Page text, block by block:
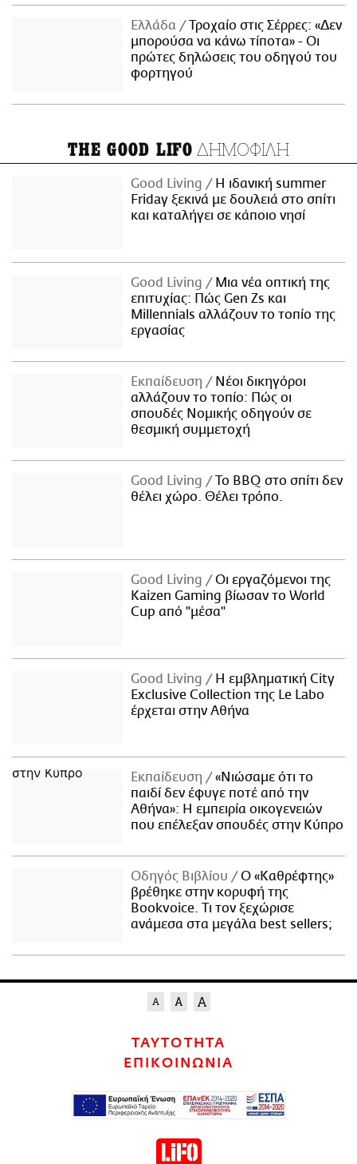
Ελλάδα
Τροχαίο στις Σέρρες: «Δεν
μπορούσα να κάνω τίποτα» - Οι
πρώτες δηλώσεις του οδηγού του
φορτηγού
THE GOOD LIFO ΔΗΜΟΦΙΛΗ
Good Living
Η ιδανική summer
Friday ξεκινά με δουλειά στο σπίτι
και καταλήγει σε κάποιο νησί
Good Living
Μια νέα οπτική της
επιτυχίας: Πώς Gen Zs και
Millennials αλλάζουν το τοπίο της
εργασίας
Εκπαίδευση
Νέοι δικηγόροι
αλλάζουν το τοπίο: Πώς οι
σπουδές Νομικής οδηγούν σε
θεσμική συμμετοχή
Good Living
Το BBQ στο σπίτι δεν
θέλει χώρο. Θέλει τρόπο.
Good Living
Οι εργαζόμενοι της
Kaizen Gaming βίωσαν το World
Cup από "μέσα"
Good Living
Η εμβληματική City
Exclusive Collection της Le Labo
έρχεται στην Αθήνα
Εκπαίδευση
«Νιώσαμε ότι το
παιδί δεν έφυγε ποτέ από την
Αθήνα»: Η εμπειρία οικογενειών
που επέλεξαν σπουδές στην Κύπρο
Οδηγός Βιβλίου
Ο «Καθρέφτης»
βρέθηκε στην κορυφή της
Bookvoice. Τι τον ξεχώρισε
ανάμεσα στα μεγάλα best sellers;
ΤΑΥΤΟΤΗΤΑ
ΕΠΙΚΟΙΝΩΝΙΑ